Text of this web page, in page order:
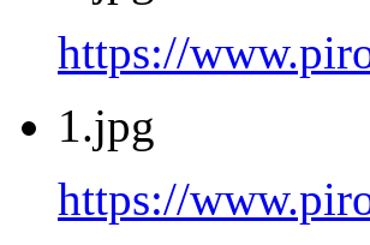
https://
1.jpg
https://